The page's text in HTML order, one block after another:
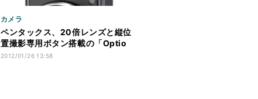
カメラ
ペンタックス、20倍レンズと縦位
置撮影専用ボタン搭載の「Optio
VS20」
2012/01/26 13:58